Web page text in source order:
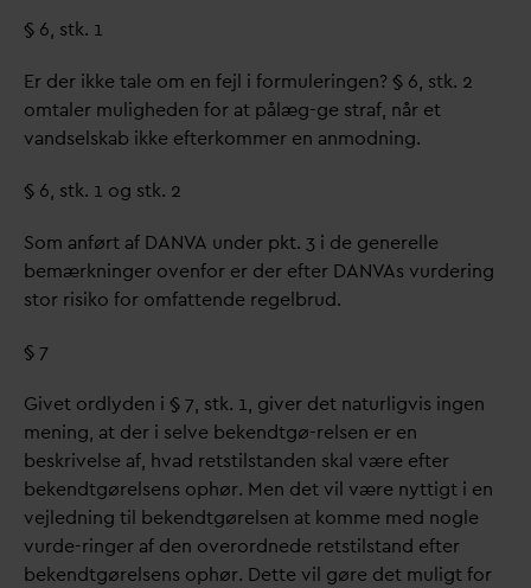
§ 6, stk. 1
Er der ikke tale om en fejl i formuleringen? § 6, stk. 2
omtaler muligheden for at pålæg-ge straf, når et
vandselskab ikke efterkommer en anmodning.
§ 6, stk. 1 og stk. 2
Som anført af DANVA under pkt. 3 i de generelle
bemærkninger ovenfor er der efter DANVAs vurdering
stor risiko for omfattende regelbrud.
§ 7
Givet ordlyden i § 7, stk. 1, giver det naturligvis ingen
mening, at der i selve bekendtgø-relsen er en
beskrivelse af, hvad retstilstanden skal være efter
bekendtgørelsens ophør. Men det vil være nyttigt i en
vejledning til bekendtgørelsen at komme med nogle
vurde-ringer af den overordnede retstilstand efter
bekendtgørelsens ophør. Dette vil gøre det muligt for